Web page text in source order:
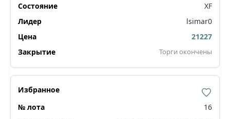
XF
lsimar0
21227
Торги окончены
16